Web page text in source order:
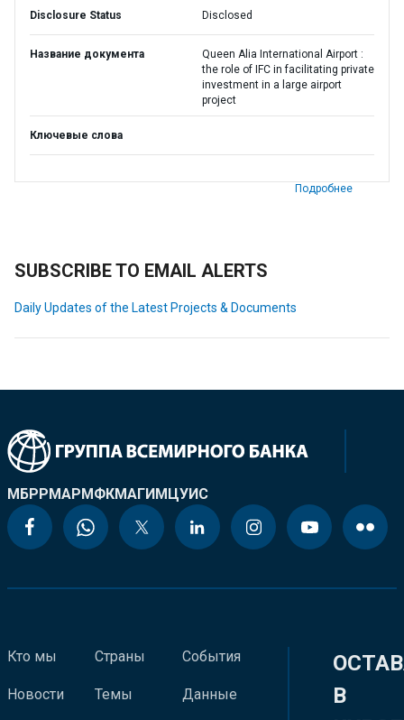
Disclosure Status Disclosed
Название документа
Queen Alia International Airport :
the role of IFC in facilitating private
investment in a large airport
project
Ключевые слова
Подробнее
SUBSCRIBE TO EMAIL ALERTS
Daily Updates of the Latest Projects & Documents
МБРРМАРМФКМАГИМЦУИС
Кто мы
Новости
Страны
Темы
События
Данные
В